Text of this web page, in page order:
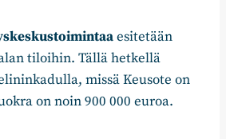
esitetään
tiloihin. Tällä hetkellä
missä Keusote on
on noin 900 000 euroa.